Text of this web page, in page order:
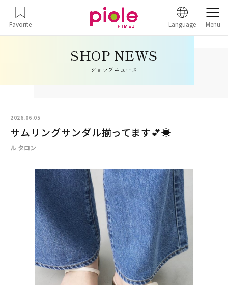
Favorite Language Menu
ショップニュース
2026.06.05
サムリングサンダル揃ってます💕☀️
ル タロン